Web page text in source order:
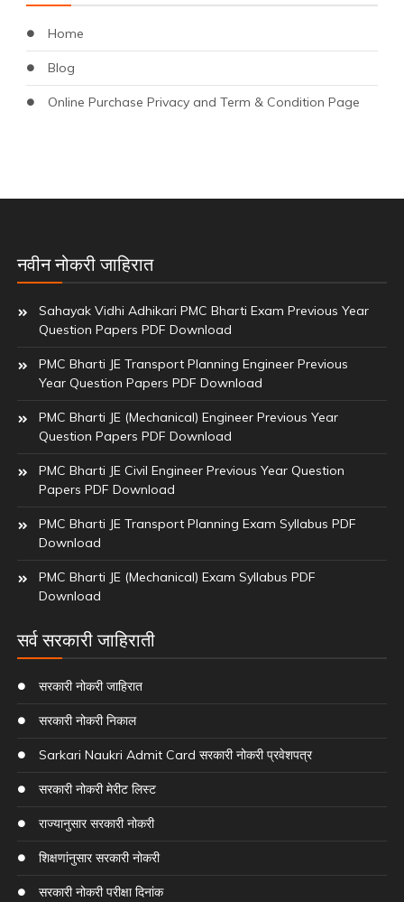
Home
Blog
Online Purchase Privacy and Term & Condition Page
नवीन नोकरी जाहिरात
Sahayak Vidhi Adhikari PMC Bharti Exam Previous Year
Question Papers PDF Download
PMC Bharti JE Transport Planning Engineer Previous
Year Question Papers PDF Download
PMC Bharti JE (Mechanical) Engineer Previous Year
Question Papers PDF Download
PMC Bharti JE Civil Engineer Previous Year Question
Papers PDF Download
PMC Bharti JE Transport Planning Exam Syllabus PDF
Download
PMC Bharti JE (Mechanical) Exam Syllabus PDF
Download
सर्व सरकारी जाहिराती
सरकारी नोकरी जाहिरात
सरकारी नोकरी निकाल
Sarkari Naukri Admit Card सरकारी नोकरी प्रवेशपत्र
सरकारी नोकरी मेरीट लिस्ट
राज्यानुसार सरकारी नोकरी
शिक्षणांनुसार सरकारी नोकरी
सरकारी नोकरी परीक्षा दिनांक